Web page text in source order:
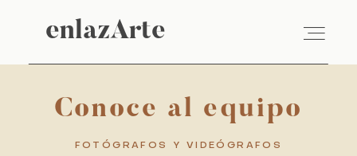
enlazArte
enlazArte
VÍDEOConoce al equipo
FOTÓGRAFOS Y VIDEÓGRAFOS